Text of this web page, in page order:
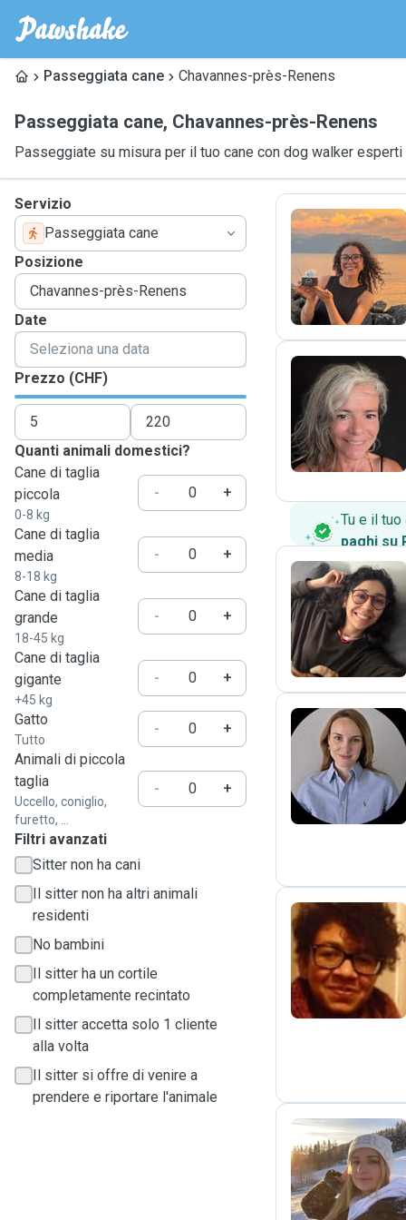
Passeggiata cane Chavannes-près-Renens
Passeggiata cane, Chavannes-près-Renens
Passeggiate su misura per il tuo cane con dog walker esperti
Servizio
Passeggiata cane
Posizione
Date
Prezzo (CHF)
Quanti animali domestici?
Cane di taglia
piccola
0-8 kg
- +
Cane di taglia
media
8-18 kg
- +
Cane di taglia
grande
18-45 kg
- +
Cane di taglia
gigante
+45 kg
- +
Gatto
Tutto
-
+
Animali di piccola
taglia
Uccello, coniglio,
furetto, ...
- +
Filtri avanzati
Sitter non ha cani
Il sitter non ha altri animali
residenti
No bambini
Il sitter ha un cortile
completamente recintato
Il sitter accetta solo 1 cliente
alla volta
Il sitter si offre di venire a
prendere e riportare l'animale
M
F
Tu e il
paghi su
G
A
M
A